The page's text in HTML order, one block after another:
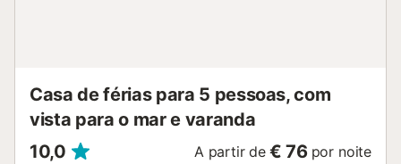
Casa de férias para 5 pessoas, com
vista para o mar e varanda
10,0
A partir de € 76 por noite